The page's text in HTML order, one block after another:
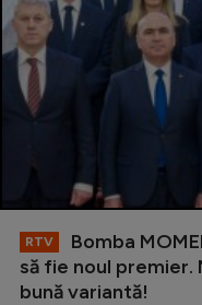
RTV
Bomba
să fie noul premier.
bună variantă!